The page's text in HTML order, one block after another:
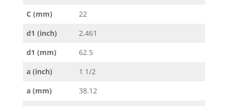
C (mm)
22
d1 (inch)
2.461
d1 (mm)
62.5
a (inch)
1 1/2
a (mm)
38.12